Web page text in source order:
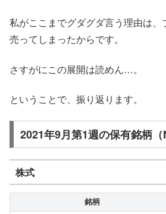
私がここまでグダグダ言う理由は、
売ってしまったからです。
さすがにこの展開は読めん…。
ということで、振り返ります。
2021年9月第1週の保有銘柄（
株式
銘柄